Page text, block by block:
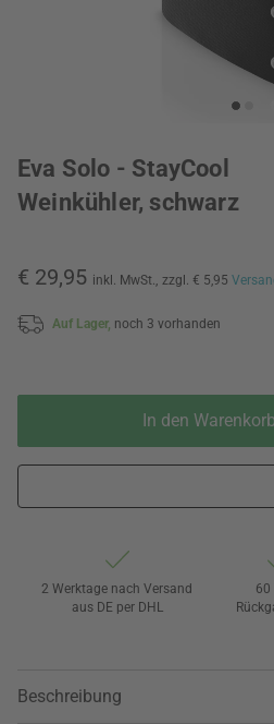
Eva Solo - StayCool
Weinkühler, schwarz
€ 29,95 inkl. MwSt., zzgl. € 5,95
Auf Lager, noch 3 vorhanden
In den Warenkorb
2 Werktage nach Versand
aus DE per DHL
60
Beschreibung